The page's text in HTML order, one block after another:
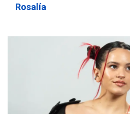
Rosalía